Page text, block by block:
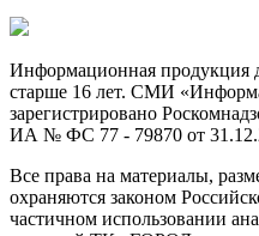
Информационная продукция
старше 16 лет. СМИ
зарегистрировано
ИА № ФС 77 - 79870 от
Все права на материалы,
охраняются законом
частичном использовании